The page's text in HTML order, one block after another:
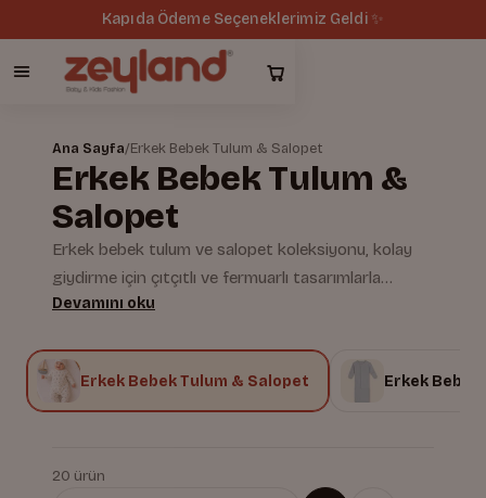
Kapıda Ödeme Seçeneklerimiz Geldi ✨
Ana Sayfa/Erkek Bebek Tulum & Salopet
Erkek Bebek Tulum &
Salopet
Erkek bebek tulum ve salopet koleksiyonu, kolay
giydirme için çıtçıtlı ve fermuarlı tasarımlarla
hazırlanır. Yumuşak %100 pamuklu kumaşları
uygundur. Zeyland'ın yerli üretim güvencesiyle
hazırlanan modeller pratik bez değişimi imkânı
sunar.
Devamını oku
Erkek Bebek Tulum & Salopet Erkek Bebek
20 ürün